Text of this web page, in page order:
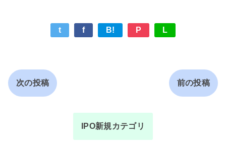
t f B! P L
次の投稿 前の投稿
IPO新規カテゴリ